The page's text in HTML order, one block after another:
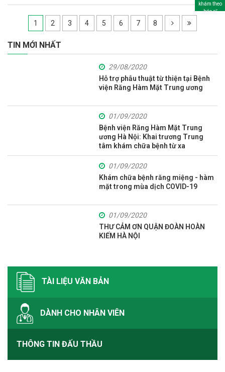
1 2 3 4 5 6 7 8
TIN MỚI NHẤT
29/08/2020
Hỗ trợ phẫu thuật từ thiện tại Bệnh
viện Răng Hàm Mặt Trung ương
01/09/2020
Bệnh viện Răng Hàm Mặt Trung
ương Hà Nội: Khai trương Trung
tâm khám chữa bệnh từ xa
01/09/2020
Khám chữa bệnh răng miệng - hàm
mặt trong mùa dịch COVID-19
01/09/2020
THƯ CẢM ƠN QUẬN ĐOÀN HOÀN
KIẾM HÀ NỘI
TÀI LIỆU VĂN BẢN
DÀNH CHO NHÂN VIÊN
THÔNG TIN ĐẤU THẦU
khám theo
bác sĩ